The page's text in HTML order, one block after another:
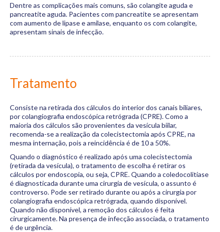
Dentre as complicações mais comuns, são colangite aguda e
pancreatite aguda. Pacientes com pancreatite se apresentam
com aumento de lipase e amilase, enquanto os com colangite,
apresentam sinais de infecção.
Tratamento
Consiste na retirada dos cálculos do interior dos canais biliares,
por colangiografia endoscópica retrógrada (CPRE). Como a
maioria dos cálculos são provenientes da vesícula biilar,
recomenda-se a realização da colecistectomia após CPRE, na
mesma internação, pois a reincidência é de 10 a 50%.
Quando o diagnóstico é realizado após uma colecistectomia
(retirada da vesícula), o tratamento de escolha é retirar os
cálculos por endoscopia, ou seja, CPRE. Quando a coledocolitíase
é diagnosticada durante uma cirurgia de vesícula, o assunto é
controverso. Pode ser retirado durante ou após a cirurgia por
colangiografia endoscópica retrógrada, quando disponível.
Quando não disponível, a remoção dos cálculos é feita
cirurgicamente. Na presença de infecção associada, o tratamento
é de urgência.